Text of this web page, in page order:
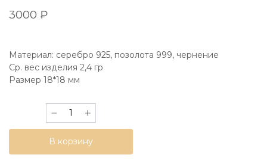
3000 ₽
Материал: серебро 925, позолота 999, чернение
Ср. вес изделия 2,4 гр
Размер 18*18 мм
Количество
товара
"Спас
В корзину